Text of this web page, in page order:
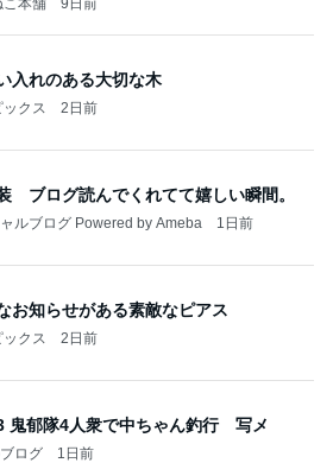
入れのある大切な木
クス 2日前
ブログ読んでくれてて嬉しい瞬間。
ルブログ Powered by Ameba 1日前
お知らせがある素敵なピアス
クス 2日前
20260803 鬼郁隊4人衆で中ちゃん釣行 写メ
ログ 1日前